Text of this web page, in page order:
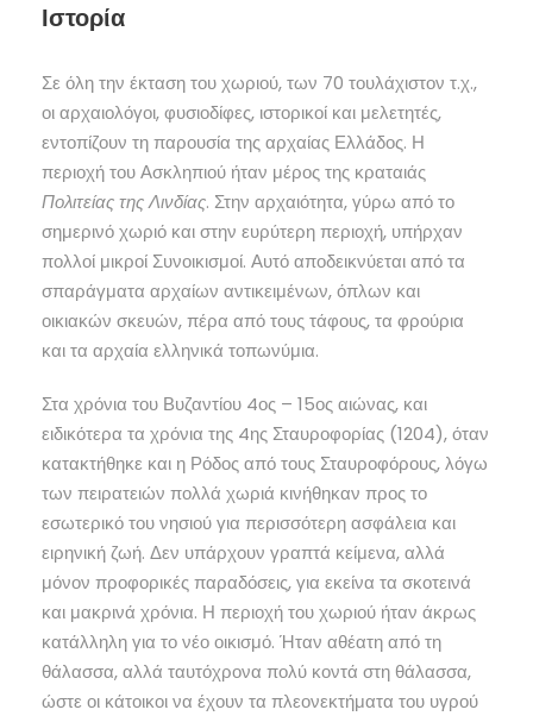
Ιστορία
Σε όλη την έκταση του χωριού, των 70 τουλάχιστον τ.χ.,
οι αρχαιολόγοι, φυσιοδίφες, ιστορικοί και μελετητές,
εντοπίζουν τη παρουσία της αρχαίας Ελλάδος. Η
περιοχή του Ασκληπιού ήταν μέρος της κραταιάς
Πολιτείας της Λινδίας. Στην αρχαιότητα, γύρω από το
σημερινό χωριό και στην ευρύτερη περιοχή, υπήρχαν
πολλοί μικροί Συνοικισμοί. Αυτό αποδεικνύεται από τα
σπαράγματα αρχαίων αντικειμένων, όπλων και
οικιακών σκευών, πέρα από τους τάφους, τα φρούρια
και τα αρχαία ελληνικά τοπωνύμια.
Στα χρόνια του Βυζαντίου 4ος – 15ος αιώνας, και
ειδικότερα τα χρόνια της 4ης Σταυροφορίας (1204), όταν
κατακτήθηκε και η Ρόδος από τους Σταυροφόρους, λόγω
των πειρατειών πολλά χωριά κινήθηκαν προς το
εσωτερικό του νησιού για περισσότερη ασφάλεια και
ειρηνική ζωή. Δεν υπάρχουν γραπτά κείμενα, αλλά
μόνον προφορικές παραδόσεις, για εκείνα τα σκοτεινά
και μακρινά χρόνια. Η περιοχή του χωριού ήταν άκρως
κατάλληλη για το νέο οικισμό. Ήταν αθέατη από τη
θάλασσα, αλλά ταυτόχρονα πολύ κοντά στη θάλασσα,
ώστε οι κάτοικοι να έχουν τα πλεονεκτήματα του υγρού